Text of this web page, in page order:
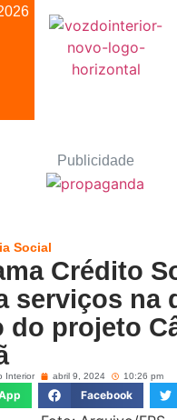
Publicidade
Social
Crédito
serviços na
do projeto
Interior abril 9, 2024 10:26 pm
Facebook